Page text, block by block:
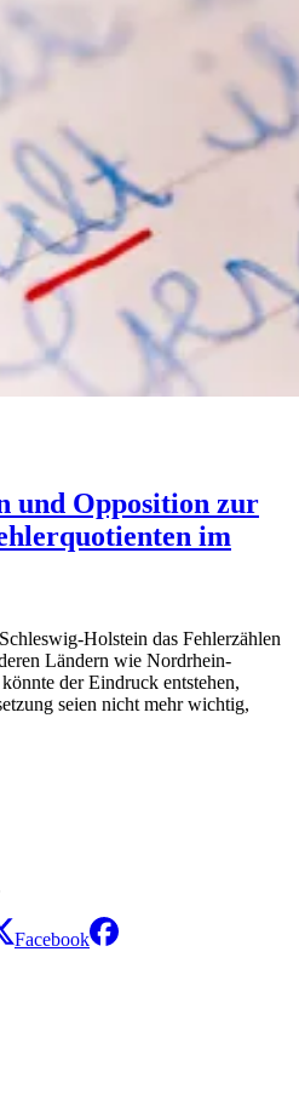
und Opposition zur
im
Holstein das Fehlerzählen
Ländern wie Nordrhein-
der Eindruck entstehen,
seien nicht mehr wichtig,
Facebook